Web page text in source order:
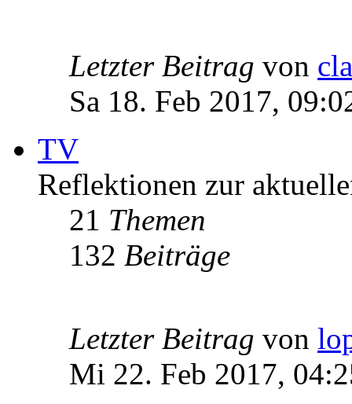
Letzter Beitrag von
Sa 18. Feb 2017,
TV
Reflektionen zur
21 Themen
132 Beiträge
Letzter Beitrag von
Mi 22. Feb 2017,